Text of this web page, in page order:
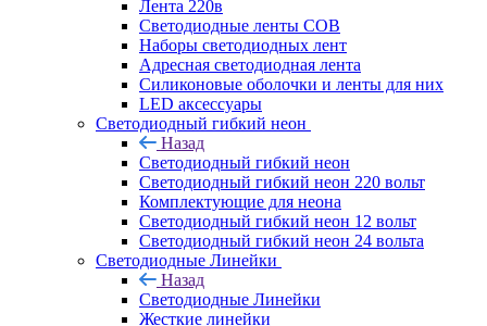
Лента 220в
Светодиодные ленты COB
Наборы светодиодных лент
Адресная светодиодная лента
Силиконовые оболочки и ленты для них
LED аксессуары
Светодиодный гибкий неон
Назад
Светодиодный гибкий неон
Светодиодный гибкий неон 220 вольт
Комплектующие для неона
Светодиодный гибкий неон 12 вольт
Светодиодный гибкий неон 24 вольта
Светодиодные Линейки
Назад
Светодиодные Линейки
Жесткие линейки